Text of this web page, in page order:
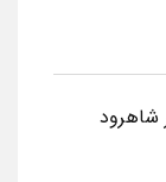
شاهرود